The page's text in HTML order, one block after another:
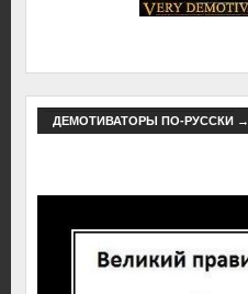
ДЕМОТИВАТОРЫ ПО-РУССКИ→